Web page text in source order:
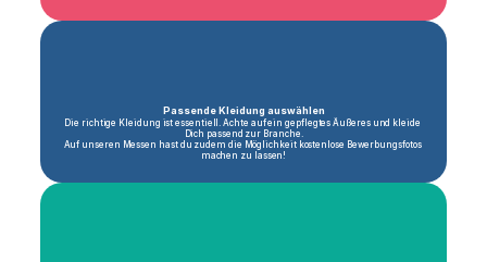
Passende Kleidung auswählen
Die richtige Kleidung ist essentiell. Achte auf ein gepflegtes Äußeres und kleide
Dich passend zur Branche.
Auf unseren Messen hast du zudem die Möglichkeit kostenlose Bewerbungsfotos
machen zu lassen!